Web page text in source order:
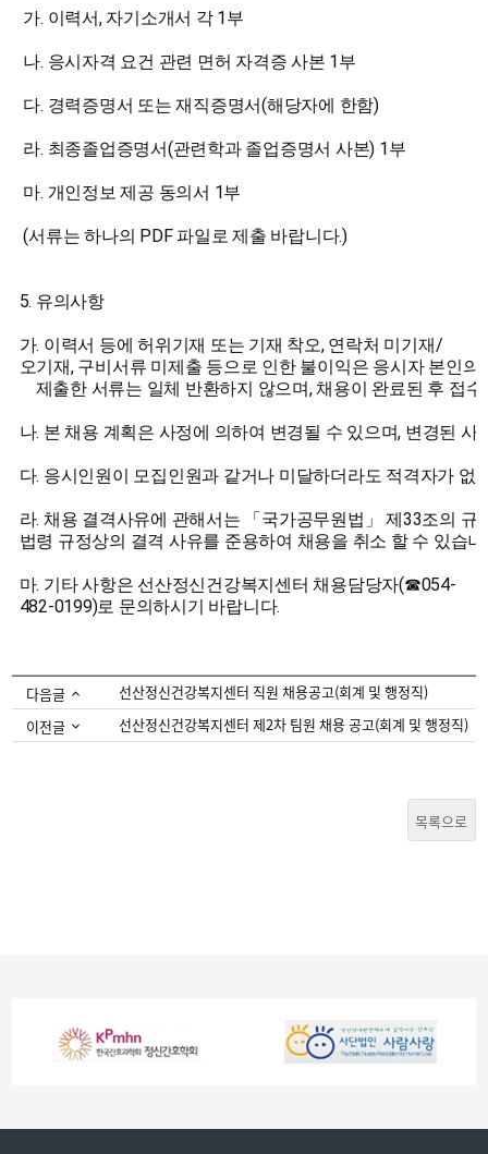
가. 이력서, 자기소개서 각 1부
나. 응시자격 요건 관련 면허 자격증 사본 1부
다. 경력증명서 또는 재직증명서(해당자에 한함)
라. 최종졸업증명서(관련학과 졸업증명서 사본) 1부
마. 개인정보 제공 동의서 1부
(서류는 하나의 PDF 파일로 제출 바랍니다.)
5. 유의사항
가. 이력서 등에 허위기재 또는 기재 착오, 연락처 미기재/
오기재, 구비서류 미제출 등으로 인한 불이익은 응시자 본인의
제출한 서류는 일체 반환하지 않으며, 채용이 완료된 후 접
나. 본 채용 계획은 사정에 의하여 변경될 수 있으며, 변경된 사
다. 응시인원이 모집인원과 같거나 미달하더라도 적격자가 없
라. 채용 결격사유에 관해서는 「국가공무원법」 제33조의
법령 규정상의 결격 사유를 준용하여 채용을 취소 할 수 있습니
마. 기타 사항은 선산정신건강복지센터 채용담당자(☎054-
482-0199)로 문의하시기 바랍니다.
다음글
선산정신건강복지센터 직원 채용공고(회계 및 행정직)
이전글
선산정신건강복지센터 제2차 팀원 채용 공고(회계 및 행정직)
목록으로